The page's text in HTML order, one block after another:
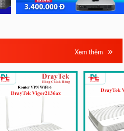
Xem thêm